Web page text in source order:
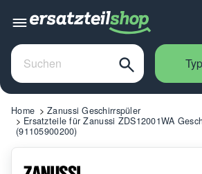
Home
Zanussi Geschirrspüler
Ersatzteile für Zanussi ZDS12001WA
(91105900200)